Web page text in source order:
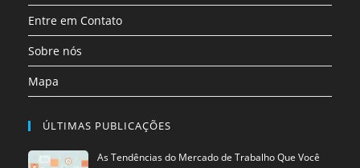
Entre em Contato
Sobre nós
Mapa
ÚLTIMAS PUBLICAÇÕES
As Tendências do Mercado de Trabalho Que Você